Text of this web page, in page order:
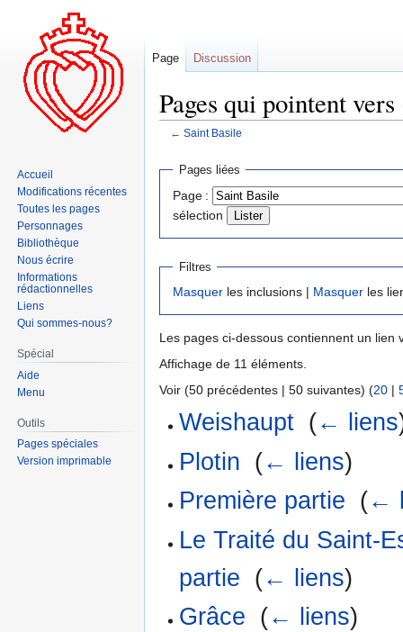
Pages qui pointent
← Saint Basile
Aller
navigation
Aller
recherche
Pages liées
Page :
sélection
Filtres
Masquer les inclusions | Masquer les
Les pages ci-dessous contiennent un lien
Affichage de 11 éléments.
Voir (50 précédentes | 50 suivantes) (20 |
Weishaupt (← liens
Plotin (← liens)
Première partie (←
Le Traité du Saint-
partie (← liens)
Grâce (← liens)
Page Discussion
Accueil
Modifications récentes
Toutes les pages
Personnages
Bibliothèque
Nous écrire
Informations
rédactionnelles
Liens
Qui sommes-nous?
Spécial
Aide
Menu
Outils
Pages spéciales
Version imprimable